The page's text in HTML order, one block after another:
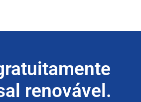
renovável.